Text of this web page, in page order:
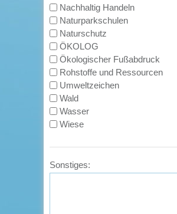
Nachhaltig Handeln
Naturparkschulen
Naturschutz
ÖKOLOG
Ökologischer Fußabdruck
Rohstoffe und Ressourcen
Umweltzeichen
Wald
Wasser
Wiese
Sonstiges: